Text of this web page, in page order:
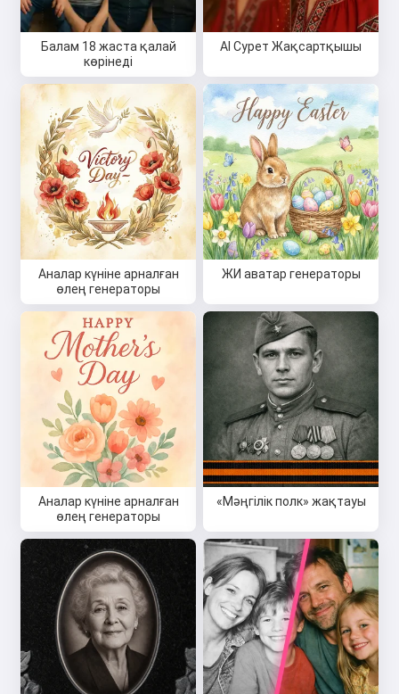
Балам 18 жаста қалай
көрінеді
AI Сурет Жақсартқышы
Аналар күніне арналған
өлең генераторы
ЖИ аватар генераторы
Аналар күніне арналған
өлең генераторы
«Мәңгілік полк» жақтауы
Сәлем 👋
Мен әндер жасай аламын,
өлеңдер мен құттықтаулар
жаза аламын 🥰
Тегін қолданып көріңіз
Мен қабылдаймын: Қызмет көрсету шарттары,
Құпиялылық саясаты ,
Қайтару саясаты